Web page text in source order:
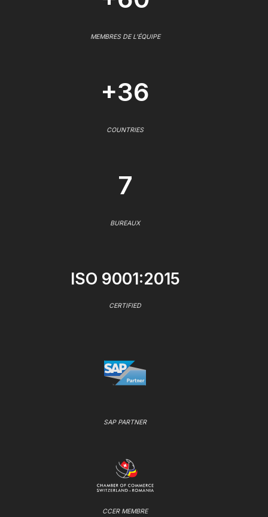
MEMBRES DE L'ÉQUIPE
+36
COUNTRIES
7
BUREAUX
ISO 9001:2015
CERTIFIED
SAP PARTNER
CCER MEMBRE